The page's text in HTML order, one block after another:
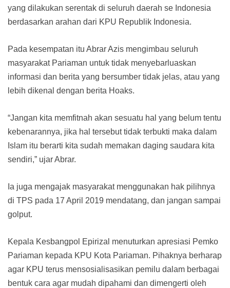
yang dilakukan serentak di seluruh daerah se Indonesia
berdasarkan arahan dari KPU Republik Indonesia.
Pada kesempatan itu Abrar Azis mengimbau seluruh
masyarakat Pariaman untuk tidak menyebarluaskan
informasi dan berita yang bersumber tidak jelas, atau yang
lebih dikenal dengan berita Hoaks.
“Jangan kita memfitnah akan sesuatu hal yang belum tentu
kebenarannya, jika hal tersebut tidak terbukti maka dalam
Islam itu berarti kita sudah memakan daging saudara kita
sendiri,” ujar Abrar.
Ia juga mengajak masyarakat menggunakan hak pilihnya
di TPS pada 17 April 2019 mendatang, dan jangan sampai
golput.
Kepala Kesbangpol Epirizal menuturkan apresiasi Pemko
Pariaman kepada KPU Kota Pariaman. Pihaknya berharap
agar KPU terus mensosialisasikan pemilu dalam berbagai
bentuk cara agar mudah dipahami dan dimengerti oleh